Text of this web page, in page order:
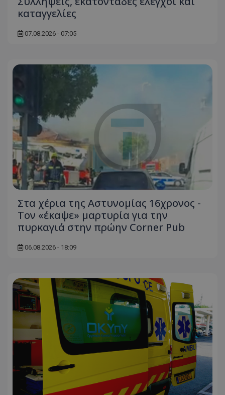
καταγγελίες
07.08.2026 - 07:05
Στα χέρια της Αστυνομίας 16χρονος -
Τον «έκαψε» μαρτυρία για την
πυρκαγιά στην πρώην Corner Pub
06.08.2026 - 18:09